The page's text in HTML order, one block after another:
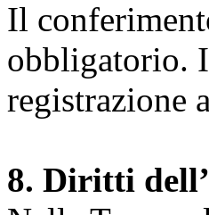
Il
obbligatorio.
registrazione
8. Diritti